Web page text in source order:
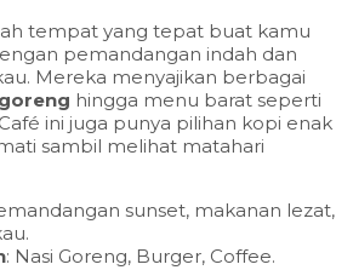
tempat yang tepat buat kamu
pemandangan indah dan
Mereka menyajikan berbagai
hingga menu barat seperti
ini juga punya pilihan kopi enak
sambil melihat matahari
sunset, makanan lezat,
: Nasi Goreng, Burger, Coffee.